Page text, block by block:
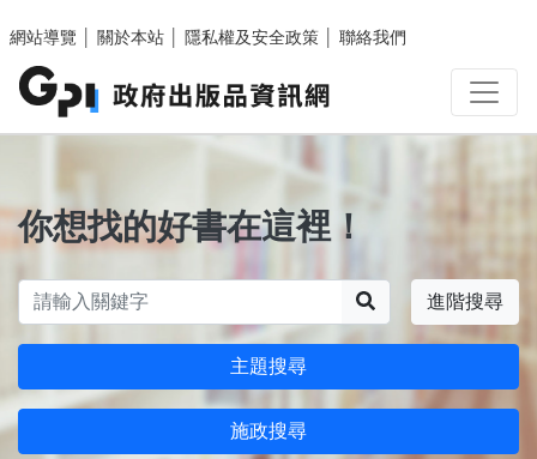
網站導覽
關於本站 隱私權及安全政策 聯絡我們
你想找的好書在這裡！
進階搜尋
主題搜尋
施政搜尋